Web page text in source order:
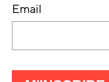
Email